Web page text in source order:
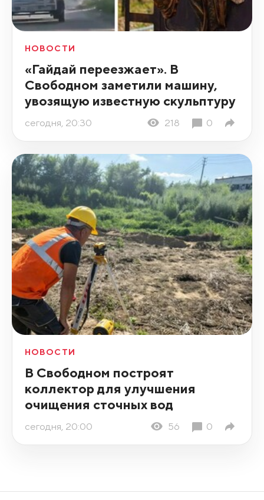
НОВОСТИ
«Гайдай переезжает». В
Свободном заметили машину,
увозящую известную скульптуру
сегодня, 20:30 218 0
НОВОСТИ
В Свободном построят
коллектор для улучшения
очищения сточных вод
сегодня, 20:00 56 0